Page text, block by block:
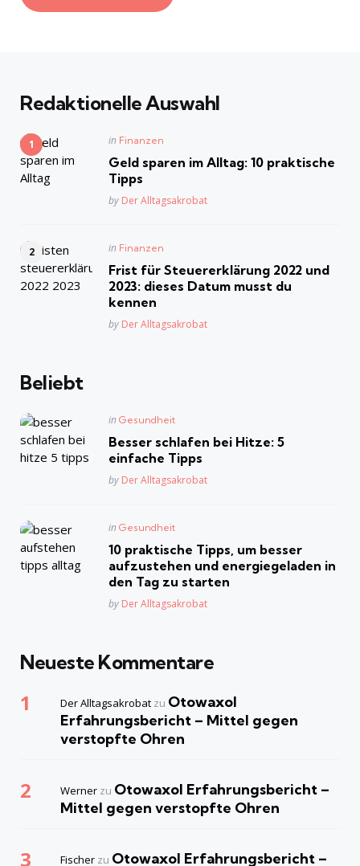
Redaktionelle Auswahl
Posted
in Finanzen
Geld sparen im Alltag: 10 praktische
Tipps
Posted
by Der Alltagsakrobat
Posted
in Finanzen
Frist für Steuererklärung 2022 und
2023: dieses Datum musst du
kennen
Posted
by Der Alltagsakrobat
Beliebt
Posted
in Gesundheit
Besser schlafen bei Hitze: 5
einfache Tipps
Posted
by Der Alltagsakrobat
Posted
in Gesundheit
10 praktische Tipps, um besser
aufzustehen und energiegeladen in
den Tag zu starten
Posted
by Der Alltagsakrobat
Neueste Kommentare
Der Alltagsakrobat zu Otowaxol
Erfahrungsbericht – Mittel gegen
verstopfte Ohren
Werner zu Otowaxol Erfahrungsbericht –
Mittel gegen verstopfte Ohren
Fischer zu Otowaxol Erfahrungsbericht –